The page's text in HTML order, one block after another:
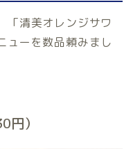
「清美オレンジサワ
ューを数品頼みまし
）